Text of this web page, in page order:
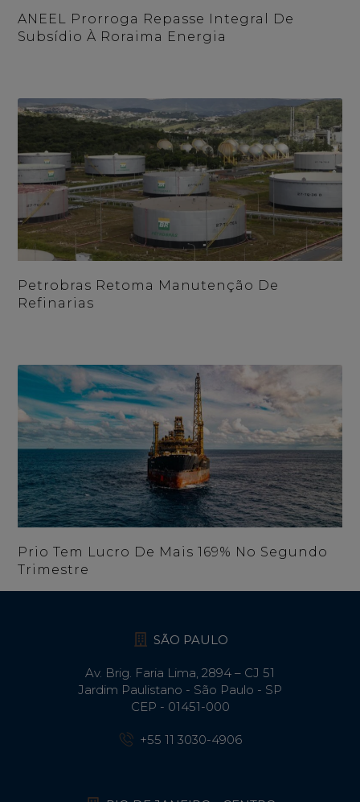
ANEEL Prorroga Repasse Integral De
Subsídio À Roraima Energia
Petrobras Retoma Manutenção De
Refinarias
Prio Tem Lucro De Mais 169% No Segundo
Trimestre
SÃO PAULO
Av. Brig. Faria Lima, 2894 – CJ 51
Jardim Paulistano - São Paulo - SP
CEP - 01451-000
+55 11 3030-4906